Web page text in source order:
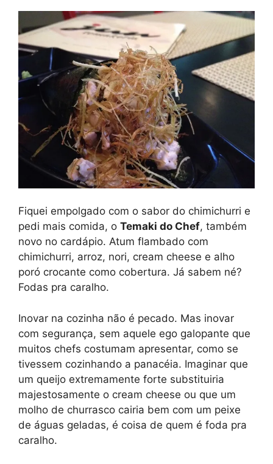
Fiquei empolgado com o sabor do chimichurri e
pedi mais comida, o Temaki do Chef, também
novo no cardápio. Atum flambado com
chimichurri, arroz, nori, cream cheese e alho
poró crocante como cobertura. Já sabem né?
Fodas pra caralho.
Inovar na cozinha não é pecado. Mas inovar
com segurança, sem aquele ego galopante que
muitos chefs costumam apresentar, como se
tivessem cozinhando a panacéia. Imaginar que
um queijo extremamente forte substituiria
majestosamente o cream cheese ou que um
molho de churrasco cairia bem com um peixe
de águas geladas, é coisa de quem é foda pra
caralho.